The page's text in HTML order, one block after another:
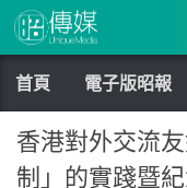
Skip to content
首頁 電子版昭報
香港對外交流
制」的實踐暨